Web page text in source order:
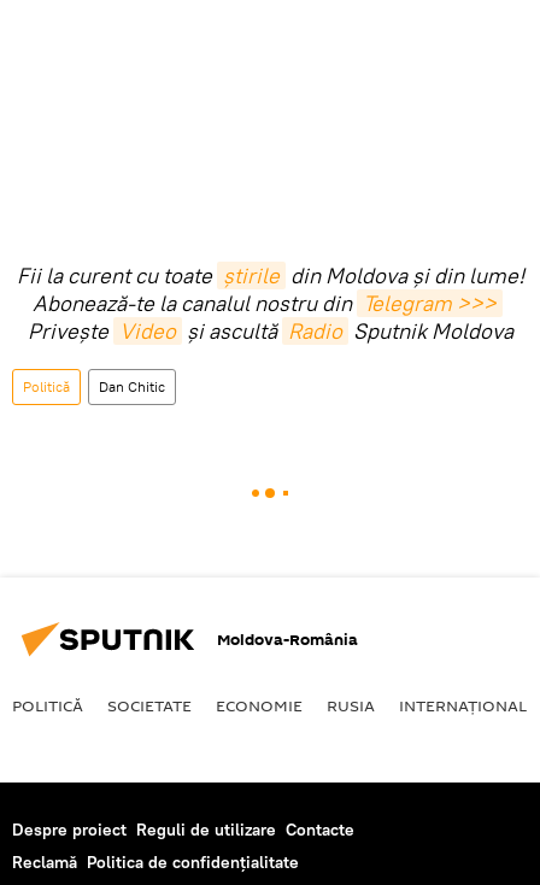
Fii la curent cu toate știrile din Moldova și din lume!
Abonează-te la canalul nostru din Telegram >>>
Privește Video și ascultă Radio Sputnik Moldova
Politică Dan Chitic
Moldova-România
POLITICĂ SOCIETATE ECONOMIE RUSIA INTERNAŢIONAL
Despre proiect Reguli de utilizare Contacte
Reclamă Politica de confidențialitate